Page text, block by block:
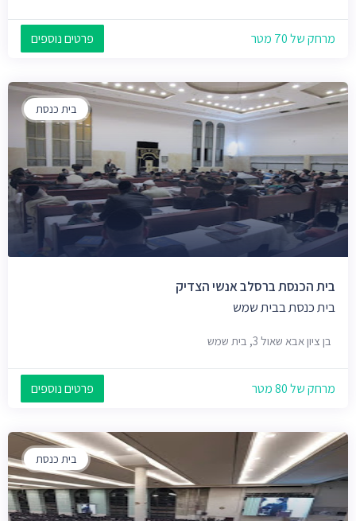
מרחק של 70 מטר פרטים נוספים
בית כנסת
בית הכנסת ברסלב אנשי הצדיק
בית כנסת בבית שמש
בן ציון אבא שאול 3, בית שמש
מרחק של 80 מטר פרטים נוספים
בית כנסת